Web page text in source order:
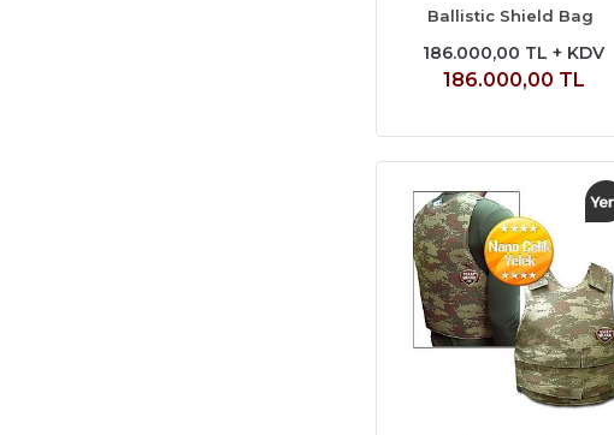
Ballistic Shield Bag
186.000,00 TL + KDV
186.000,00 TL